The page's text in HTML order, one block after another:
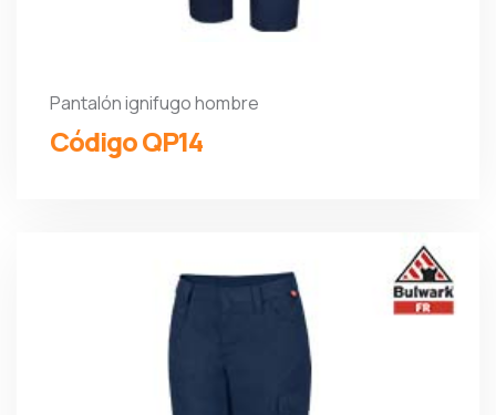
Pantalón ignifugo hombre
Código QP14